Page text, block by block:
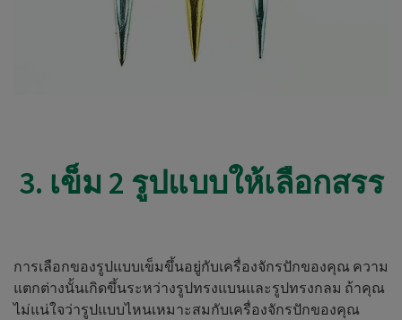
3. เข็ม 2 รูปแบบให้เลือกสรร
การเลือกของรูปแบบเข็มขึ้นอยู่กับเครื่องจักรปักของคุณ ความ
แตกต่างนั้นเกิดขึ้นระหว่างรูปทรงแบนและรูปทรงกลม ถ้าคุณ
ไม่แน่ใจว่ารูปแบบไหนเหมาะสมกับเครื่องจักรปักของคุณ